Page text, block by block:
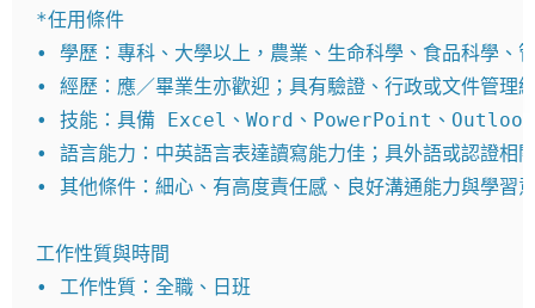
*任用條件
• 學歷：專科、大學以上，農業、生命科學、食品科學、
• 經歷：應／畢業生亦歡迎；具有驗證、行政或文件管理
• 技能：具備 Excel、Word、PowerPoint、
• 語言能力：中英語言表達讀寫能力佳；具外語或認證相
• 其他條件：細心、有高度責任感、良好溝通能力與學習
工作性質與時間
• 工作性質：全職、日班